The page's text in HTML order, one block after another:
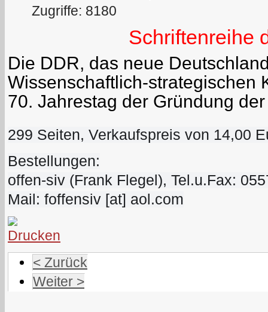
Zugriffe: 8180
Schriftenreihe
Die DDR, das neue
Wissenschaftlich-strategischen
70. Jahrestag der Gründung
299 Seiten, Verkaufspreis von 14,00
Bestellungen:
offen-siv (Frank Flegel), Tel.u.Fax:
Mail: foffensiv [at] aol.com
< Zurück
Weiter >